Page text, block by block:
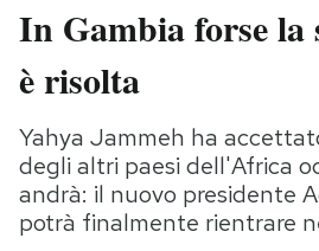
Italia
Politica
Tecnologia
Internet
Scienza
Cultura
In Gambia forse la
è risolta
Yahya Jammeh ha
degli altri paesi dell'Africa
andrà: il nuovo presidente
potrà finalmente rientrare